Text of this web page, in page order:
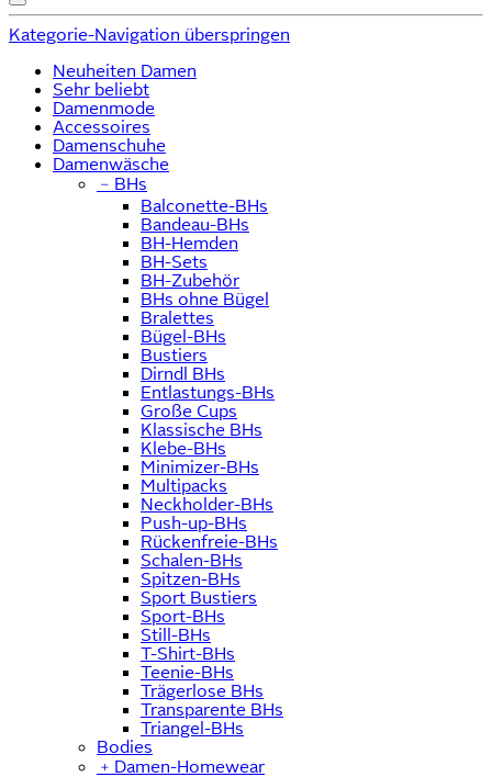
Kategorie-Navigation überspringen
Neuheiten Damen
Sehr beliebt
Damenmode
Accessoires
Damenschuhe
Damenwäsche
﹣ BHs
Balconette-BHs
Bandeau-BHs
BH-Hemden
BH-Sets
BH-Zubehör
BHs ohne Bügel
Bralettes
Bügel-BHs
Bustiers
Dirndl BHs
Entlastungs-BHs
Große Cups
Klassische BHs
Klebe-BHs
Minimizer-BHs
Multipacks
Neckholder-BHs
Push-up-BHs
Rückenfreie-BHs
Schalen-BHs
Spitzen-BHs
Sport Bustiers
Sport-BHs
Still-BHs
T-Shirt-BHs
Teenie-BHs
Trägerlose BHs
Transparente BHs
Triangel-BHs
Bodies
﹢ Damen-Homewear